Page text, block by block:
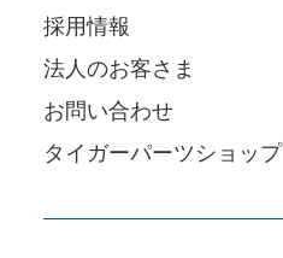
採用情報
法人のお客さま
お問い合わせ
タイガーパーツショップ